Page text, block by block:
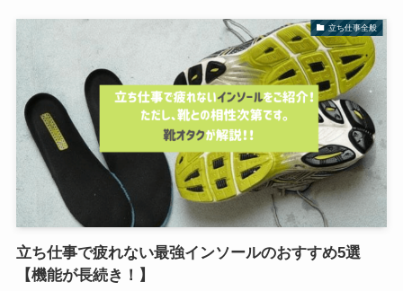
立ち仕事全般
立ち仕事で疲れない最強インソールのおすすめ5選
【機能が長続き！】